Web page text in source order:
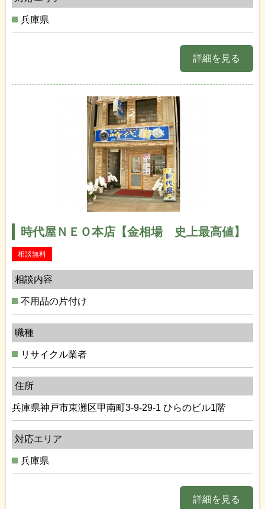
兵庫県
詳細を見る
時代屋ＮＥＯ本店【金相場 史上最高値】
相談無料
相談内容
不用品の片付け
職種
リサイクル業者
住所
兵庫県神戸市東灘区甲南町3-9-29-1 ひらのビル1階
対応エリア
兵庫県
詳細を見る